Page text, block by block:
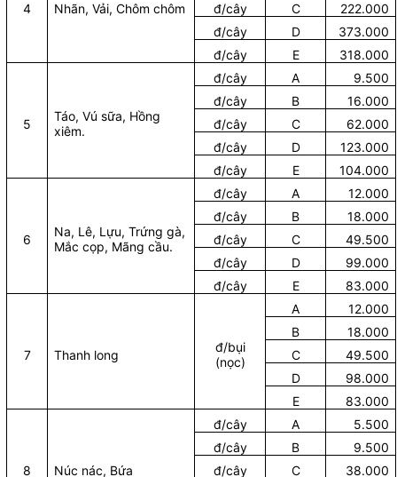
4 Nhãn, Vải, Chôm chôm
đ/cây
C
222.000
đ/cây
D
373.000
đ/cây
E 318.000
5
Táo, Vú sữa, Hồng
xiêm.
đ/cây A
9.500
đ/cây
B
16.000
đ/cây
C
62.000
đ/cây
D
123.000
đ/cây
E 104.000
6
Na, Lê, Lựu, Trứng gà,
Mắc cọp, Mãng cầu.
đ/cây A
12.000
đ/cây
B
18.000
đ/cây
C
49.500
đ/cây
D
99.000
đ/cây
E 83.000
7 Thanh long
đ/bụi
(nọc)
A
12.000
B
18.000
C
49.500
D
98.000
E
83.000
8 Núc nác, Bứa
đ/cây A
5.500
đ/cây
B
9.500
đ/cây
C
38.000